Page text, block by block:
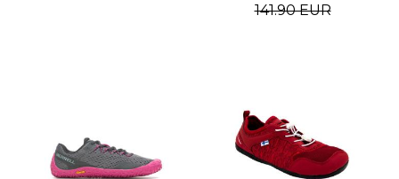
141.90 EUR